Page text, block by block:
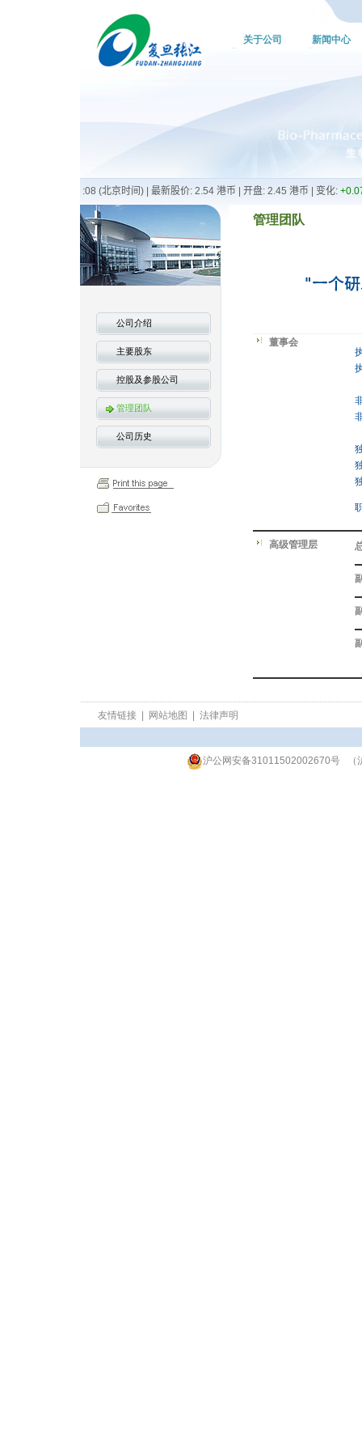
关于公司 新闻中心
公司介绍
主要股东
控股及参股公司
管理团队
公司历史
管理团队
董事会
高级管理层
友情链接 网站地图 法律声明
沪公网安备31011502002670号（